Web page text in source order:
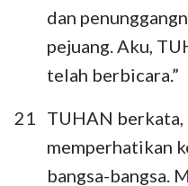
dan
pejuang. Aku,
telah berbicara.”
21
TUHAN berkata,
memperhatikan
bangsa-bangsa.